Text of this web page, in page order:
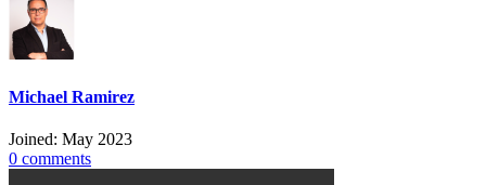
Michael Ramirez
Joined: May 2023
0 comments